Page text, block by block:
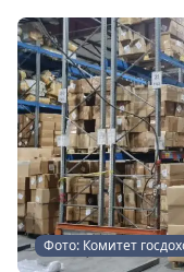
Фото: Комитет